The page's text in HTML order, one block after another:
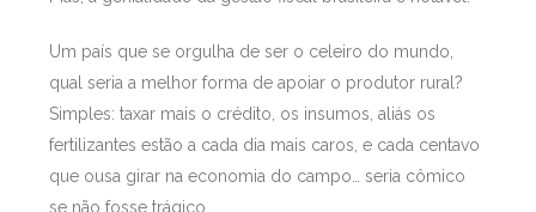
Um país que se orgulha de ser o celeiro do mundo,
qual seria a melhor forma de apoiar o produtor rural?
Simples: taxar mais o crédito, os insumos, aliás os
fertilizantes estão a cada dia mais caros, e cada centavo
que ousa girar na economia do campo… seria cômico
se não fosse trágico.